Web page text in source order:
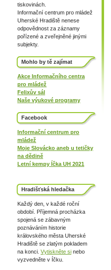
tiskovinách.
Informační centrum pro mládež
Uherské Hradiště nenese
odpovědnost za záznamy
pořízené a zveřejněné jinými
subjekty.
Mohlo by tě zajímat
Akce Informačního centra
pro mládež
Felixův sál
Naše výukové programy
Facebook
Informační centrum pro
mládež
Moje Slovácko aneb u tetičky
na dědině
Letní kempy Íčka UH 2021
Hradišťská hledačka
Každý den, v každé roční
období. Příjemná procházka
spojená se zábavným
poznáváním historie
královského města Uherské
Hradiště se zlatým pokladem
na konci. Vytiskněte si nebo
vyzvedněte v Íčku.